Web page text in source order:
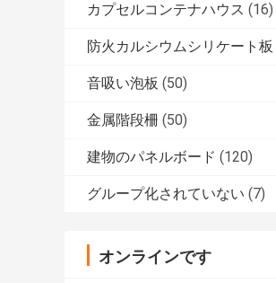
カプセルコンテナハウス (16)
防火カルシウムシリケート板
音吸い泡板 (50)
金属階段柵 (50)
建物のパネルボード (120)
グループ化されていない (7)
オンラインです